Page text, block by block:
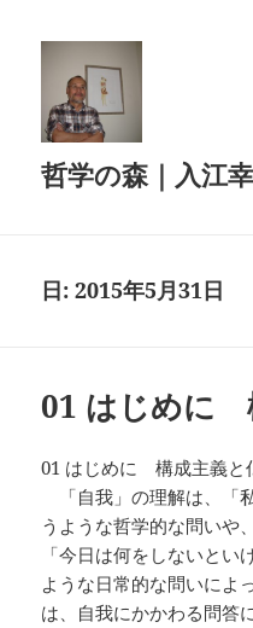
哲学の森｜入江
日:2015年5月31日
01 はじめに
01 はじめに 構成主義
「自我」の理解は、「
うような哲学的な問いや
「今日は何をしないとい
ような日常的な問いによ
は、自我にかかわる問答